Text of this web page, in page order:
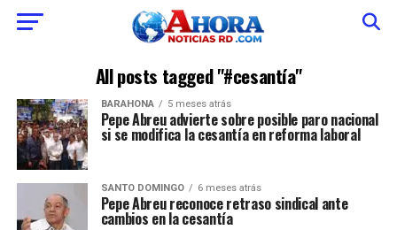
All posts tagged "#cesantía"
BARAHONA 5 meses atrás
Pepe Abreu advierte sobre posible paro nacional
si se modifica la cesantía en reforma laboral
SANTO DOMINGO 6 meses atrás
Pepe Abreu reconoce retraso sindical ante
cambios en la cesantía